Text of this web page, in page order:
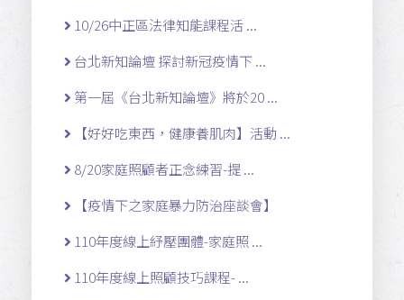
10/26中正區法律知能課程活 ...
台北新知論壇 探討新冠疫情下 ...
第一屆《台北新知論壇》將於20 ...
【好好吃東西，健康養肌肉】活動 ...
8/20家庭照顧者正念練習-提 ...
【疫情下之家庭暴力防治座談會】
110年度線上紓壓團體-家庭照 ...
110年度線上照顧技巧課程- ...